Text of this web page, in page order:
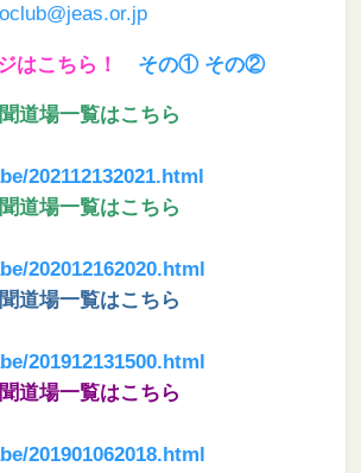
はこちら！ その① その②
道場一覧はこちら
202112132021.html
道場一覧はこちら
202012162020.html
道場一覧はこちら
201912131500.html
道場一覧はこちら
201901062018.html